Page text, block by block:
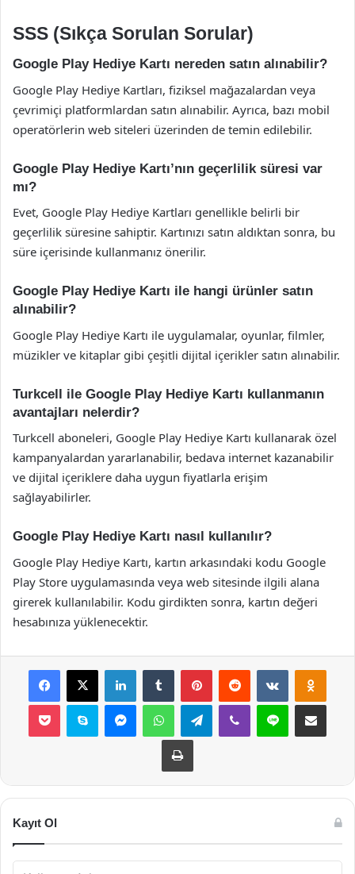
SSS (Sıkça Sorulan Sorular)
Google Play Hediye Kartı nereden satın alınabilir?
Google Play Hediye Kartları, fiziksel mağazalardan veya
çevrimiçi platformlardan satın alınabilir. Ayrıca, bazı mobil
operatörlerin web siteleri üzerinden de temin edilebilir.
Google Play Hediye Kartı’nın geçerlilik süresi var
mı?
Evet, Google Play Hediye Kartları genellikle belirli bir
geçerlilik süresine sahiptir. Kartınızı satın aldıktan sonra, bu
süre içerisinde kullanmanız önerilir.
Google Play Hediye Kartı ile hangi ürünler satın
alınabilir?
Google Play Hediye Kartı ile uygulamalar, oyunlar, filmler,
müzikler ve kitaplar gibi çeşitli dijital içerikler satın alınabilir.
Turkcell ile Google Play Hediye Kartı kullanmanın
avantajları nelerdir?
Turkcell aboneleri, Google Play Hediye Kartı kullanarak özel
kampanyalardan yararlanabilir, bedava internet kazanabilir
ve dijital içeriklere daha uygun fiyatlarla erişim
sağlayabilirler.
Google Play Hediye Kartı nasıl kullanılır?
Google Play Hediye Kartı, kartın arkasındaki kodu Google
Play Store uygulamasında veya web sitesinde ilgili alana
girerek kullanılabilir. Kodu girdikten sonra, kartın değeri
hesabınıza yüklenecektir.
Facebook
X LinkedInTumblr PinterestReddit VKontakte
Pocket Skype MessengerWhatsAppTelegramViber Line E-Posta ile
Yazdır
Kayıt Ol